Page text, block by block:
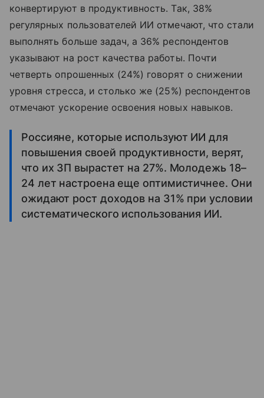
конвертируют в продуктивность. Так, 38%
регулярных пользователей ИИ отмечают, что стали
выполнять больше задач, а 36% респондентов
указывают на рост качества работы. Почти
четверть опрошенных (24%) говорят о снижении
уровня стресса, и столько же (25%) респондентов
отмечают ускорение освоения новых навыков.
Россияне, которые используют ИИ для
повышения своей продуктивности, верят,
что их ЗП вырастет на 27%. Молодежь 18–
24 лет настроена еще оптимистичнее. Они
ожидают рост доходов на 31% при условии
систематического использования ИИ.